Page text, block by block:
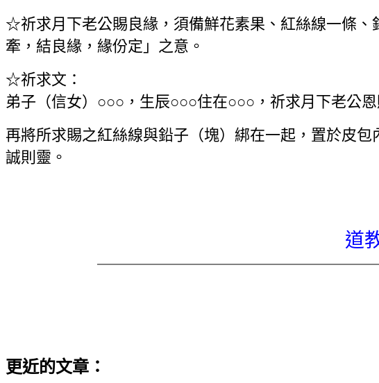
☆祈求月下老公賜良緣，須備鮮花素果、紅絲線一條
牽，結良緣，緣份定」之意。
☆祈求文：
弟子（信女）○○○，生辰○○○住在○○○，祈求月下老公
再將所求賜之紅絲線與鉛子（塊）綁在一起，置於皮
誠則靈。
道
更近的文章：